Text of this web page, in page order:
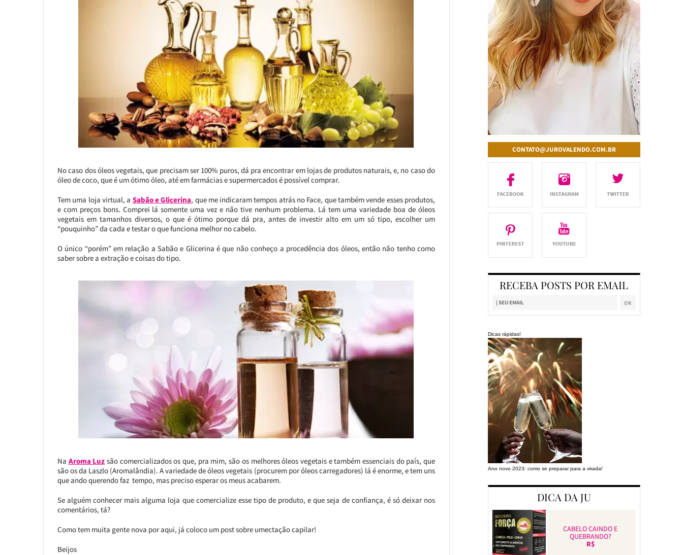
No caso dos óleos vegetais, que precisam ser 100% puros, dá pra encontrar em lojas de produtos naturais, e, no caso do
óleo de coco, que é um ótimo óleo, até em farmácias e supermercados é possível comprar.
Tem uma loja virtual, a Sabão e Glicerina, que me indicaram tempos atrás no Face, que também vende esses produtos,
e com preços bons. Comprei lá somente uma vez e não tive nenhum problema. Lá tem uma variedade boa de óleos
vegetais em tamanhos diversos, o que é ótimo porque dá pra, antes de investir alto em um só tipo, escolher um
“pouquinho” da cada e testar o que funciona melhor no cabelo.
O único “porém” em relação a Sabão e Glicerina é que não conheço a procedência dos óleos, então não tenho como
saber sobre a extração e coisas do tipo.
Na Aroma Luz são comercializados os que, pra mim, são os melhores óleos vegetais e também essenciais do país, que
são os da Laszlo (Aromalândia). A variedade de óleos vegetais (procurem por óleos carregadores) lá é enorme, e tem uns
que ando querendo faz tempo, mas preciso esperar os meus acabarem.
Se alguém conhecer mais alguma loja que comercialize esse tipo de produto, e que seja de confiança, é só deixar nos
comentários, tá?
Como tem muita gente nova por aqui, já coloco um post sobre umectação capilar!
Beijos
CONTATO@JUROVALENDO.COM.BR
RECEBA POSTS POR EMAIL
Dicas rápidas!
Ano novo 2023: como se preparar para a virada!
DICA DA JU
CABELO CAINDO E
QUEBRANDO?
R$